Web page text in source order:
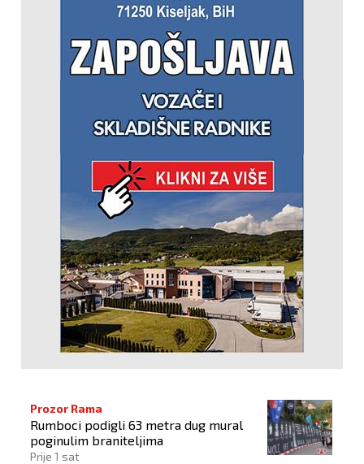
Prozor Rama
Rumboci podigli 63 metra dug mural
poginulim braniteljima
Prije 1 sat